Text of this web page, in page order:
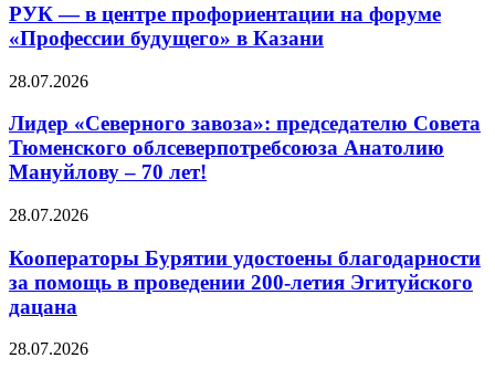
РУК — в центре профориентации на форуме
«Профессии будущего» в Казани
28.07.2026
Лидер «Северного завоза»: председателю Совета
Тюменского облсеверпотребсоюза Анатолию
Мануйлову – 70 лет!
28.07.2026
Кооператоры Бурятии удостоены благодарности
за помощь в проведении 200-летия Эгитуйского
дацана
28.07.2026